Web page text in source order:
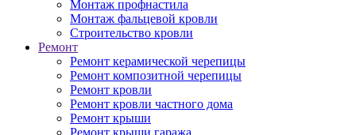
Монтаж профнастила
Монтаж фальцевой кровли
Строительство кровли
Ремонт
Ремонт керамической черепицы
Ремонт композитной черепицы
Ремонт кровли
Ремонт кровли частного дома
Ремонт крыши
Ремонт крыши гаража